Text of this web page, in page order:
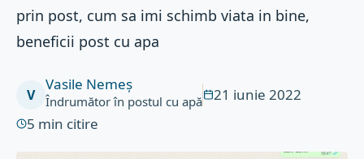
prin post, cum sa imi schimb viata in bine,
beneficii post cu apa
V
Vasile Nemeș
Îndrumător în postul cu apă
21 iunie 2022
5 min citire